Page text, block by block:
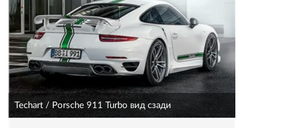
Techart / Porsche 911 Turbo вид сзади